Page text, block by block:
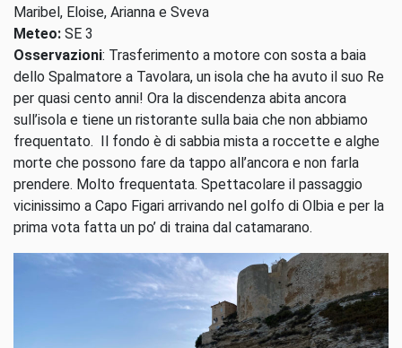
Maribel, Eloise, Arianna e Sveva
Meteo: SE 3
Osservazioni: Trasferimento a motore con sosta a baia
dello Spalmatore a Tavolara, un isola che ha avuto il suo Re
per quasi cento anni! Ora la discendenza abita ancora
sull’isola e tiene un ristorante sulla baia che non abbiamo
frequentato. Il fondo è di sabbia mista a roccette e alghe
morte che possono fare da tappo all’ancora e non farla
prendere. Molto frequentata. Spettacolare il passaggio
vicinissimo a Capo Figari arrivando nel golfo di Olbia e per la
prima vota fatta un po’ di traina dal catamarano.